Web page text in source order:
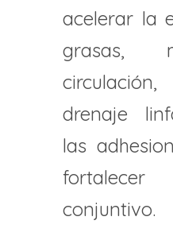
acelerar la
grasas,
drenaje
las
conjuntivo.